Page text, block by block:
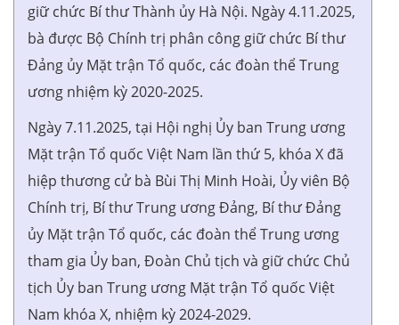
giữ chức Bí thư Thành ủy Hà Nội. Ngày 4.11.2025,
bà được Bộ Chính trị phân công giữ chức Bí thư
Đảng ủy Mặt trận Tổ quốc, các đoàn thể Trung
ương nhiệm kỳ 2020-2025.
Ngày 7.11.2025, tại Hội nghị Ủy ban Trung ương
Mặt trận Tổ quốc Việt Nam lần thứ 5, khóa X đã
hiệp thương cử bà Bùi Thị Minh Hoài, Ủy viên Bộ
Chính trị, Bí thư Trung ương Đảng, Bí thư Đảng
ủy Mặt trận Tổ quốc, các đoàn thể Trung ương
tham gia Ủy ban, Đoàn Chủ tịch và giữ chức Chủ
tịch Ủy ban Trung ương Mặt trận Tổ quốc Việt
Nam khóa X, nhiệm kỳ 2024-2029.